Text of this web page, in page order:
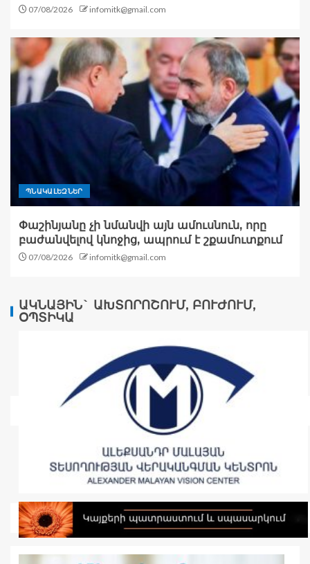
07/08/2026 infomitk@gmail.com
ՊՆԱԿԱԼԵԶՆԵՐ
Փաշինյանը չի նմանվի այն ամուսնուն, որը
բաժանվելով կնոջից, ապրում է շքամուտքում
07/08/2026 infomitk@gmail.com
ԱԿՆԱՅԻՆ` ԱԽՏՈՐՈՇՈՒՄ, ԲՈՒԺՈՒՄ,
ՕՊՏԻԿԱ